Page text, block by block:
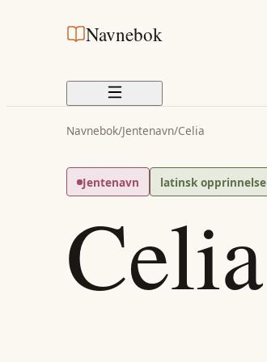
Navnebok
Navnebok/Jentenavn/Celia
Jentenavn latinsk opprinnelse
Celia